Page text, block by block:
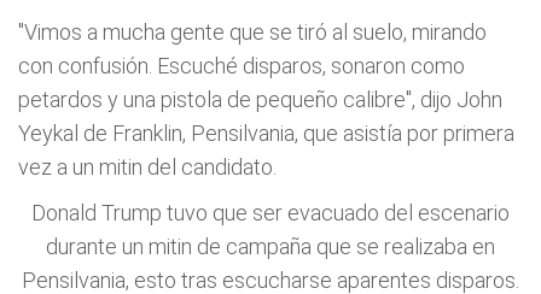
"Vimos a mucha gente que se tiró al suelo, mirando
con confusión. Escuché disparos, sonaron como
petardos y una pistola de pequeño calibre", dijo John
Yeykal de Franklin, Pensilvania, que asistía por primera
vez a un mitin del candidato.
Donald Trump tuvo que ser evacuado del escenario
durante un mitin de campaña que se realizaba en
Pensilvania, esto tras escucharse aparentes disparos.